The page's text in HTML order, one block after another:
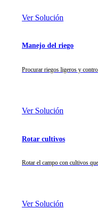
Ver Solución
Manejo del riego
Procurar riegos ligeros y
Ver Solución
Rotar cultivos
Rotar el campo con cultivos
Ver Solución